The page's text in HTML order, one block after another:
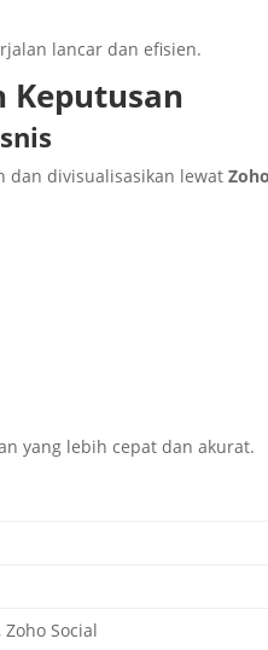
lancar dan efisien.
Keputusan
dan divisualisasikan lewat
yang lebih cepat dan akurat.
Social